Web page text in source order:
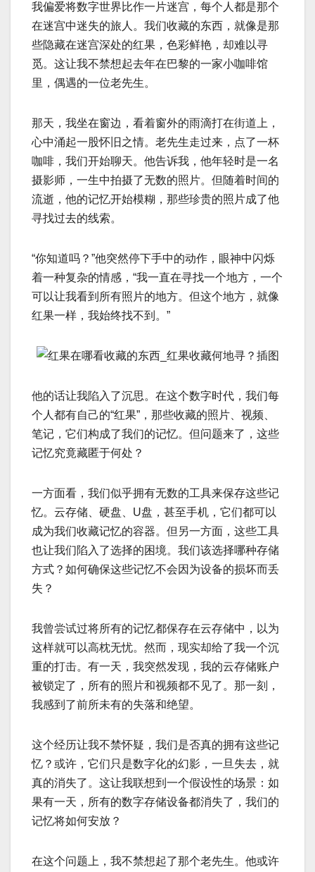
我偏爱将数字世界比作一片迷宫，每个人都是那个
在迷宫中迷失的旅人。我们收藏的东西，就像是那
些隐藏在迷宫深处的红果，色彩鲜艳，却难以寻
觅。这让我不禁想起去年在巴黎的一家小咖啡馆
里，偶遇的一位老先生。
那天，我坐在窗边，看着窗外的雨滴打在街道上，
心中涌起一股怀旧之情。老先生走过来，点了一杯
咖啡，我们开始聊天。他告诉我，他年轻时是一名
摄影师，一生中拍摄了无数的照片。但随着时间的
流逝，他的记忆开始模糊，那些珍贵的照片成了他
寻找过去的线索。
“你知道吗？”他突然停下手中的动作，眼神中闪烁
着一种复杂的情感，“我一直在寻找一个地方，一个
可以让我看到所有照片的地方。但这个地方，就像
红果一样，我始终找不到。”
他的话让我陷入了沉思。在这个数字时代，我们每
个人都有自己的“红果”，那些收藏的照片、视频、
笔记，它们构成了我们的记忆。但问题来了，这些
记忆究竟藏匿于何处？
一方面看，我们似乎拥有无数的工具来保存这些记
忆。云存储、硬盘、U盘，甚至手机，它们都可以
成为我们收藏记忆的容器。但另一方面，这些工具
也让我们陷入了选择的困境。我们该选择哪种存储
方式？如何确保这些记忆不会因为设备的损坏而丢
失？
我曾尝试过将所有的记忆都保存在云存储中，以为
这样就可以高枕无忧。然而，现实却给了我一个沉
重的打击。有一天，我突然发现，我的云存储账户
被锁定了，所有的照片和视频都不见了。那一刻，
我感到了前所未有的失落和绝望。
这个经历让我不禁怀疑，我们是否真的拥有这些记
忆？或许，它们只是数字化的幻影，一旦失去，就
真的消失了。这让我联想到一个假设性的场景：如
果有一天，所有的数字存储设备都消失了，我们的
记忆将如何安放？
在这个问题上，我不禁想起了那个老先生。他或许